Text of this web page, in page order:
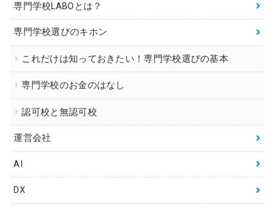
専門学校LABOとは？
専門学校選びのキホン
これだけは知っておきたい！専門学校選びの基本
専門学校のお金のはなし
認可校と無認可校
運営会社
AI
DX